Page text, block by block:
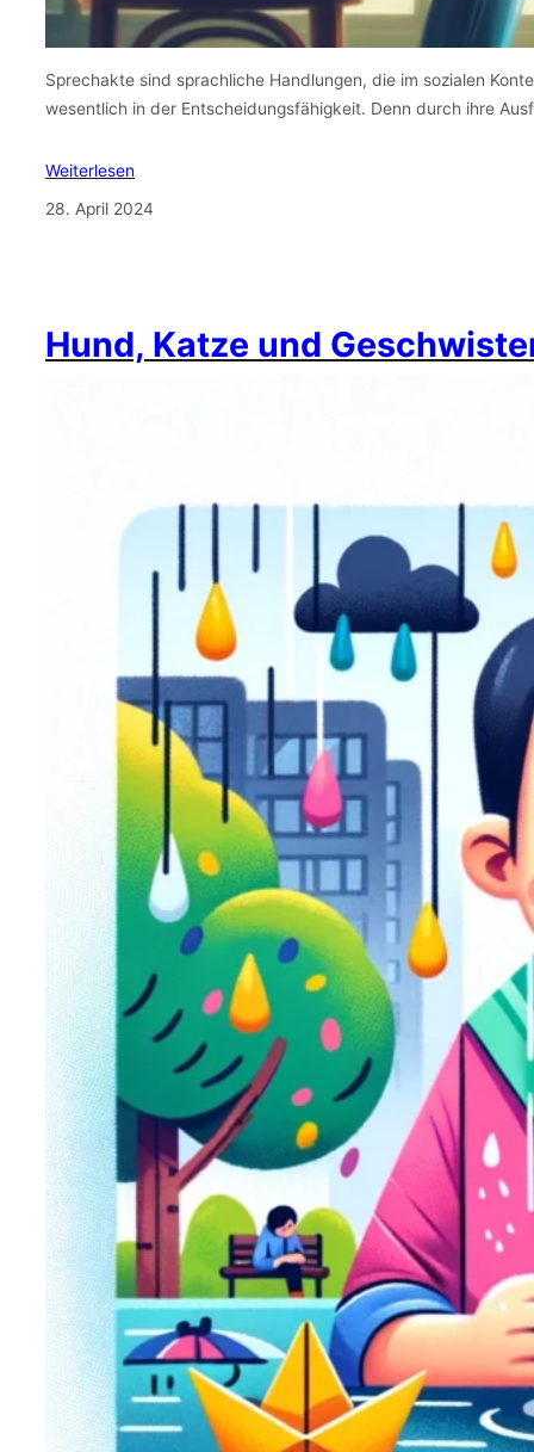
Sprechakte sind sprachliche Handlungen, die im sozialen
wesentlich in der Entscheidungsfähigkeit. Denn durch ihre
Weiterlesen
28. April 2024
Hund, Katze und